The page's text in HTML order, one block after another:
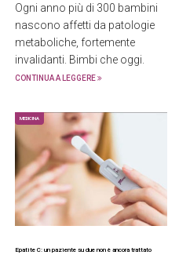
Ogni anno più di 300 bambini
nascono affetti da patologie
metaboliche, fortemente
invalidanti. Bimbi che oggi.
CONTINUA A LEGGERE
MEDICINA
Epatite C: un paziente su due non è ancora trattato